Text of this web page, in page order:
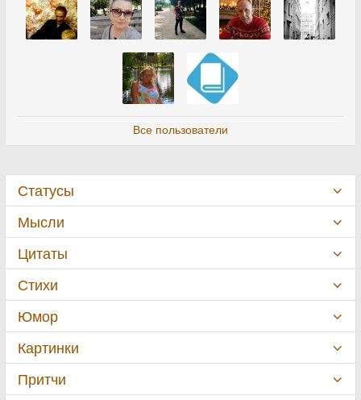
Все пользователи
Статусы
Мысли
Цитаты
Стихи
Юмор
Картинки
Притчи